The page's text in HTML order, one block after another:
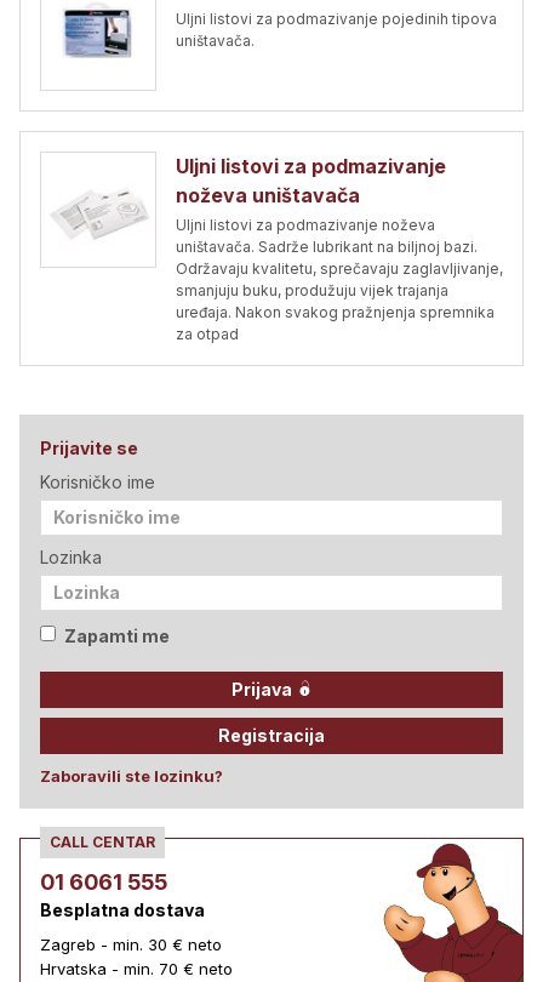
Uljni listovi za podmazivanje pojedinih tipova
uništavača.
Uljni listovi za podmazivanje
noževa uništavača
Uljni listovi za podmazivanje noževa
uništavača. Sadrže lubrikant na biljnoj bazi.
Održavaju kvalitetu, sprečavaju zaglavljivanje,
smanjuju buku, produžuju vijek trajanja
uređaja. Nakon svakog pražnjenja spremnika
za otpad
Prijavite se
Korisničko ime
Lozinka
Zapamti me
Prijava
Registracija
Zaboravili ste lozinku?
CALL CENTAR
01 6061 555
Besplatna dostava
Zagreb - min. 30 € neto
Hrvatska - min. 70 € neto